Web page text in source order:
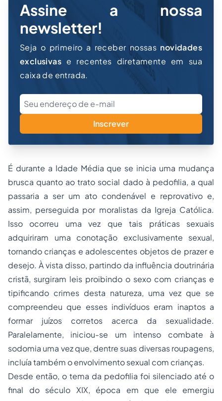
Assine a nossa
newsletter!
Seja o primeiro a receber nossas novidades
exclusivas e recentes diretamente em sua
caixa de entrada.
Inscrever
É durante a Idade Média que se inicia uma mudança
brusca quanto ao trato social dado à pedofilia, a qual
passaria a ser um ato condenável e reprovativo e,
assim, perseguida por moralistas da Igreja Católica.
Isso ocorreu uma vez que tais práticas sexuais
adquiriram uma conotação exclusivamente sexual,
tornando crianças e adolescentes objetos de prazer e
desejo. À vista disso, partindo da influência doutrinária
cristã, surgiram leis proibindo o sexo com crianças e
tipificando crimes desta natureza, uma vez que se
compreendeu que esses indivíduos eram inaptos a
formar juízos corretos acerca da sexualidade.
Paralelamente, iniciou-se um intenso combate à
sodomia uma vez que, dentre suas diversas roupagens,
incluía também o envolvimento sexual com crianças.
Desde então, o tema da pedofilia foi silenciado até o
final do século XIX, época em que ele emergiu